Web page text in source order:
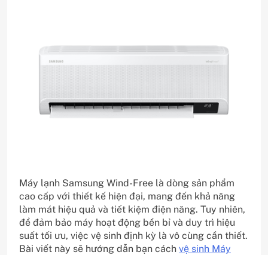
Máy lạnh Samsung Wind-Free là dòng sản phẩm
cao cấp với thiết kế hiện đại, mang đến khả năng
làm mát hiệu quả và tiết kiệm điện năng. Tuy nhiên,
để đảm bảo máy hoạt động bền bỉ và duy trì hiệu
suất tối ưu, việc vệ sinh định kỳ là vô cùng cần thiết.
Bài viết này sẽ hướng dẫn bạn cách vệ sinh Máy